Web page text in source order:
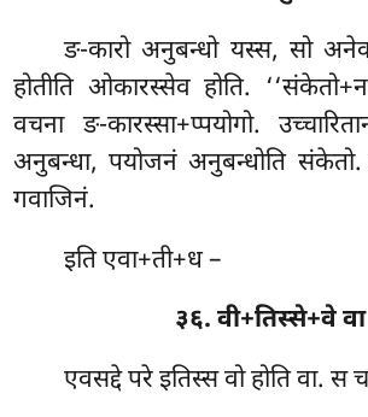
ङ-कारो अनुबन्धो यस्स, सो
होतीति ओकारस्सेव होति.
वचना ङ-कारस्सा+प्पयोगो.
अनुबन्धा, पयोजनं अनुबन्धोति
गवाजिनं.
इति एवा+ती+ध –
३६. वी+तिस्से+वे वा
एवसद्दे परे इतिस्स वो होति वा. स